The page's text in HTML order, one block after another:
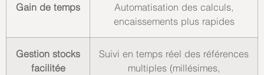
Gain de temps
Automatisation des calculs,
encaissements plus rapides
Gestion stocks
facilitée
Suivi en temps réel des références
multiples (millésimes,